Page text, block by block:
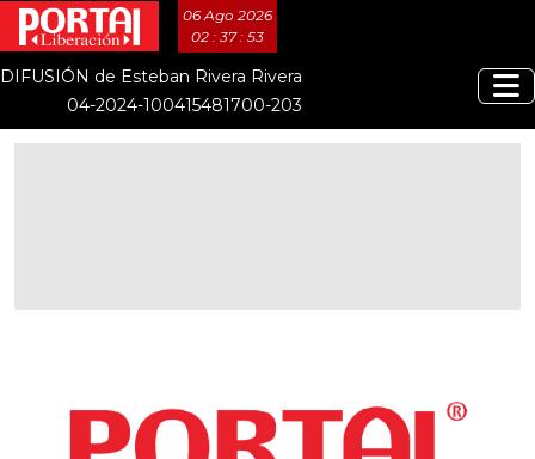
06 Ago 2026
02 : 37 : 54
DIFUSIÓN de Esteban Rivera Rivera
04-2024-100415481700-203